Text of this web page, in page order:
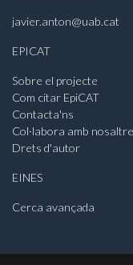
javier.anton@uab.cat
EPICAT
Sobre el projecte
Com citar EpiCAT
Contacta'ns
Col·labora amb
Drets d'autor
EINES
Cerca avançada